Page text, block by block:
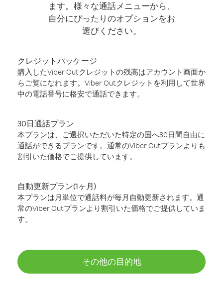
ます。様々な通話メニューから、
自分にぴったりのオプションをお
選びください。
クレジットパッケージ
購入したViber Outクレジットの残高はアカウント画面か
らご覧になれます。Viber Outクレジットを利用して世界
中の電話番号に格安で通話できます。
30日通話プラン
本プランは、ご選択いただいた特定の国へ30日間自由に
通話ができるプランです。通常のViber Outプランよりも
割引いた価格でご提供しています。
自動更新プラン(1ヶ月)
本プランは月単位で通話料が毎月自動更新されます。通
常のViber Outプランより割引いた価格でご提供していま
す。
その他の目的地